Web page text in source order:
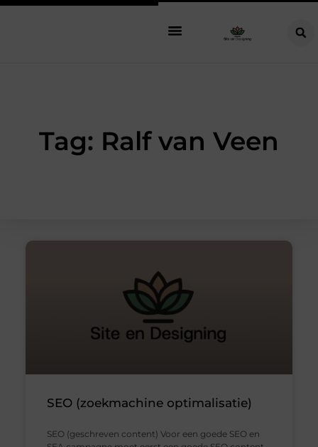
Tag: Ralf van Veen
SEO (zoekmachine optimalisatie)
SEO (geschreven content) Voor een goede SEO en